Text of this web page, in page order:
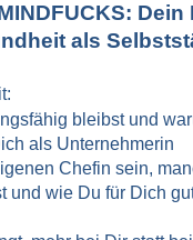
Dein
als
bleibst und
als Unternehmerin
Chefin sein,
und wie Du für Dich